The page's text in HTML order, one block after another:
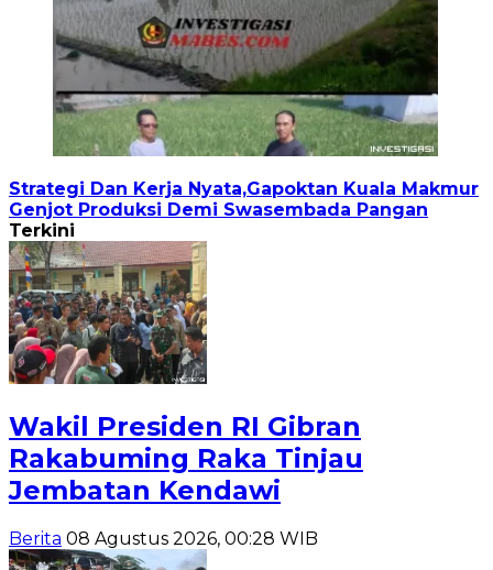
Strategi Dan Kerja Nyata,Gapoktan Kuala Makmur
Genjot Produksi Demi Swasembada Pangan
Terkini
Wakil Presiden RI Gibran
Rakabuming Raka Tinjau
Jembatan Kendawi
Berita 08 Agustus 2026, 00:28 WIB